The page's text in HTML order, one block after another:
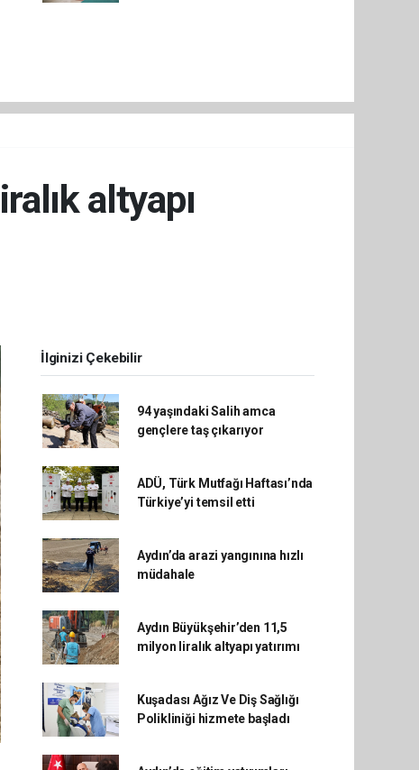
altyapı
İlginizi Çekebilir
94 yaşındaki Salih amca
gençlere taş çıkarıyor
ADÜ, Türk Mutfağı Haftası’nda
Türkiye’yi temsil etti
Aydın’da arazi yangınına hızlı
müdahale
Aydın Büyükşehir’den 11,5
milyon liralık altyapı yatırımı
Kuşadası Ağız Ve Diş Sağlığı
Polikliniği hizmete başladı